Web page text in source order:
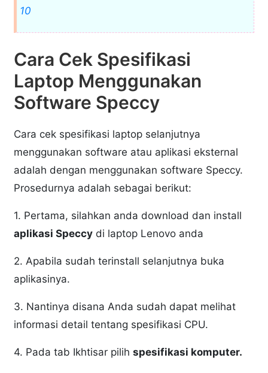
10
Cara Cek Spesifikasi
Laptop Menggunakan
Software Speccy
Cara cek spesifikasi laptop selanjutnya
menggunakan software atau aplikasi eksternal
adalah dengan menggunakan software Speccy.
Prosedurnya adalah sebagai berikut:
1. Pertama, silahkan anda download dan install
aplikasi Speccy di laptop Lenovo anda
2. Apabila sudah terinstall selanjutnya buka
aplikasinya.
3. Nantinya disana Anda sudah dapat melihat
informasi detail tentang spesifikasi CPU.
4. Pada tab Ikhtisar pilihspesifikasi komputer.